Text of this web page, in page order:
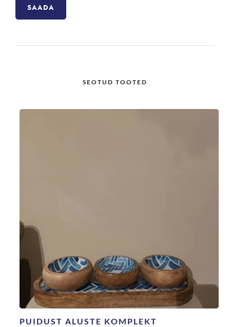
SEOTUD TOOTED
PUIDUST ALUSTE KOMPLEKT